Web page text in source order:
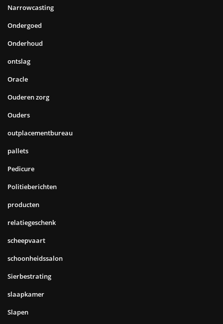
Narrowcasting
Ondergoed
Onderhoud
ontslag
Oracle
Ouderen zorg
Ouders
outplacementbureau
pallets
Pedicure
Politieberichten
producten
relatiegeschenk
scheepvaart
schoonheidssalon
Sierbestrating
slaapkamer
Slapen